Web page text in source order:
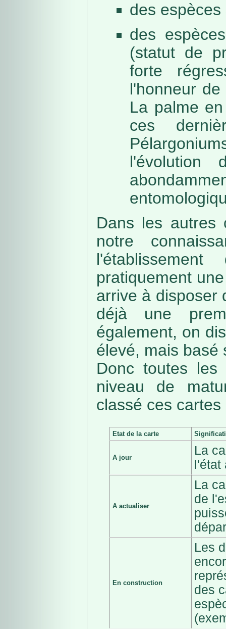
des
des
(statut de
forte
l'honneur
La palme
ces
l'évolution
Dans les autres
notre
pratiquement
arrive à disposer
déjà une
également, on
élevé, mais basé
Donc toutes
niveau de
classé ces
Etat de la carte
A jour
La
A actualiser
La
de
En construction
Les
des